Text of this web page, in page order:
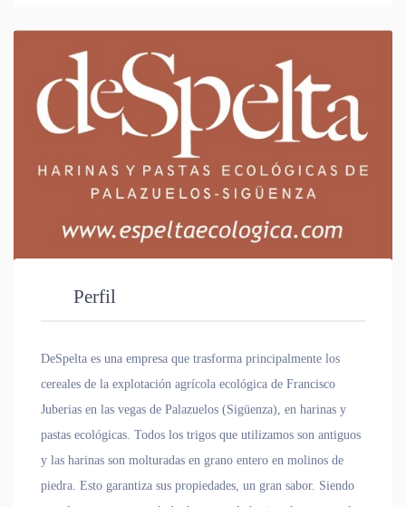
Perfil
DeSpelta es una empresa que trasforma principalmente los
cereales de la explotación agrícola ecológica de Francisco
Juberias en las vegas de Palazuelos (Sigüenza), en harinas y
pastas ecológicas. Todos los trigos que utilizamos son antiguos
y las harinas son molturadas en grano entero en molinos de
piedra. Esto garantiza sus propiedades, un gran sabor. Siendo